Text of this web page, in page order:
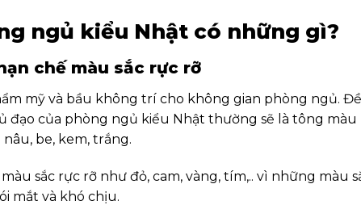
ngủ kiểu Nhật có những gì?
chế màu sắc rực rỡ
mỹ và bầu không trí cho không gian phòng ngủ.
đạo của phòng ngủ kiểu Nhật thường sẽ là tông màu
be, kem, trắng.
sắc rực rỡ như đỏ, cam, vàng, tím,.. vì những màu
mắt và khó chịu.